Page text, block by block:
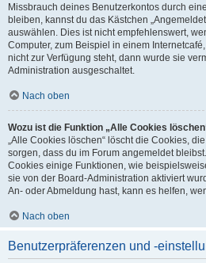
Missbrauch deines Benutzerkontos durch
bleiben, kannst du das Kästchen
auswählen. Dies ist nicht empfehlenswert,
Computer, zum Beispiel in einem
nicht zur Verfügung steht, dann wurde sie
Administration ausgeschaltet.
Nach oben
Wozu ist die Funktion „Alle Cookies
„Alle Cookies löschen“ löscht die Cookies,
sorgen, dass du im Forum angemeldet
Cookies einige Funktionen, wie
sie von der Board-Administration aktiviert
An- oder Abmeldung hast, kann es helfen,
Nach oben
Benutzerpräferenzen und -